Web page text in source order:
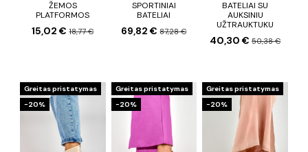
ŽEMOS
PLATFORMOS
15,02 €18,77 €
SPORTINIAI
BATELIAI
69,82 €87,28 €
BATELIAI SU
AUKSINIU
UŽTRAUKTUKU
40,30 €50,38 €
Greitas pristatymas
−20%
Greitas pristatymas
−20%
Greitas pristatymas
−20%